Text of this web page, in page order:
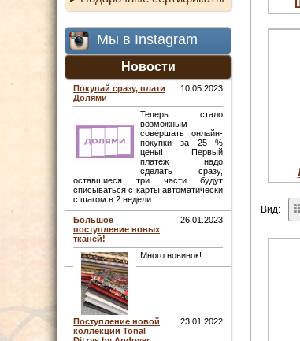
Мы в Instagram
Новости
Покупай сразу, плати
Долями
10.05.2023
Теперь стало
возможным
совершать онлайн-
покупки за 25 %
цены! Первый
платеж надо
сделать сразу,
оставшиеся три части будут
списываться с карты автоматически
с шагом в 2 недели. ...
Большое
поступление новых
тканей!
26.01.2023
Много новинок! ...
Поступление новой
коллекции Tonal
23.01.2022
Вид: